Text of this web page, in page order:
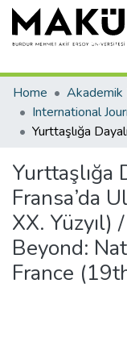
Home
Akademik
Yurttaşlığa
Fransa’da
XX. Yüzyıl)
Beyond:
France